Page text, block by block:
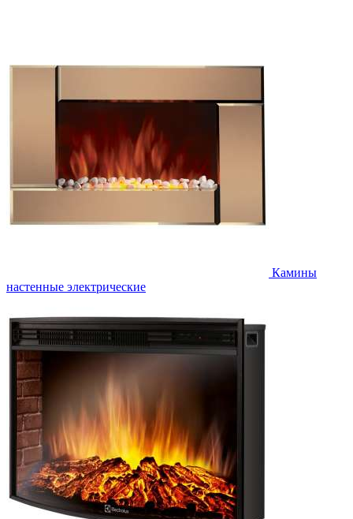
Камины
настенные электрические